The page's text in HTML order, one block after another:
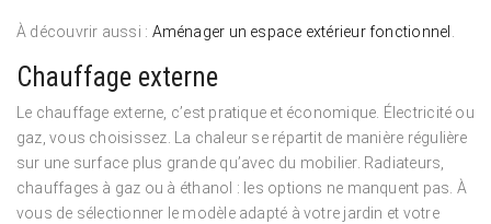
À découvrir aussi : Aménager un espace extérieur fonctionnel
Chauffage externe
Le chauffage externe, c’est pratique et économique. Électricité ou
gaz, vous choisissez. La chaleur se répartit de manière régulière
sur une surface plus grande qu’avec du mobilier. Radiateurs,
chauffages à gaz ou à éthanol : les options ne manquent pas. À
vous de sélectionner le modèle adapté à votre jardin et votre